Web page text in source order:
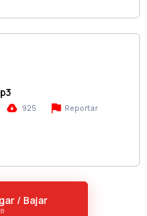
925 Reportar
/ Bajar